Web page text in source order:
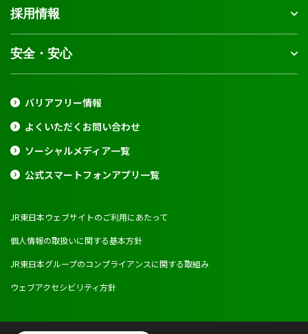
採用情報
安全・安心
バリアフリー情報
よくいただくお問い合わせ
ソーシャルメディア一覧
公式スマートフォンアプリ一覧
JR東日本ウェブサイトのご利用にあたって
個人情報の取扱いに関する基本方針
JR東日本グループのコンプライアンスに関する取組み
ウェブアクセシビリティ方針